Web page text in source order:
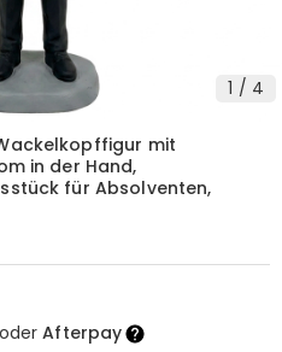
1 / 4
mit
in der Hand,
für Absolventen,
oderAfterpay